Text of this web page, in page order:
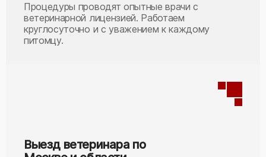
Процедуры проводят опытные врачи с
ветеринарной лицензией. Работаем
круглосуточно и с уважением к каждому
питомцу.
Выезд ветеринара по